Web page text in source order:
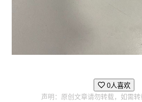
0人喜欢
声明：原创文章请勿转载，如需转